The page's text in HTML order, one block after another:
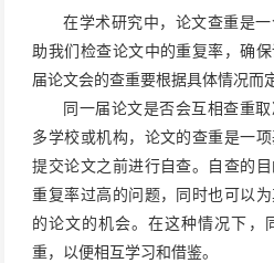
在学术研究中， 论文查重是
助我们检查论文中的重复率，确
届论文会的查重要根据具体情况而
同一届论文是否会互相查重
多学校或机构，论文的查重是一
提交论文之前进行自查。自查的
重复率过高的问题，同时也可以
的论文的机会。在这种情况下，
重，以便相互学习和借鉴。